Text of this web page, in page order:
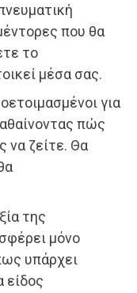
που θα
το
μέσα σας.
για
πώς
να ζείτε. Θα
της
μόνο
υπάρχει
είδος